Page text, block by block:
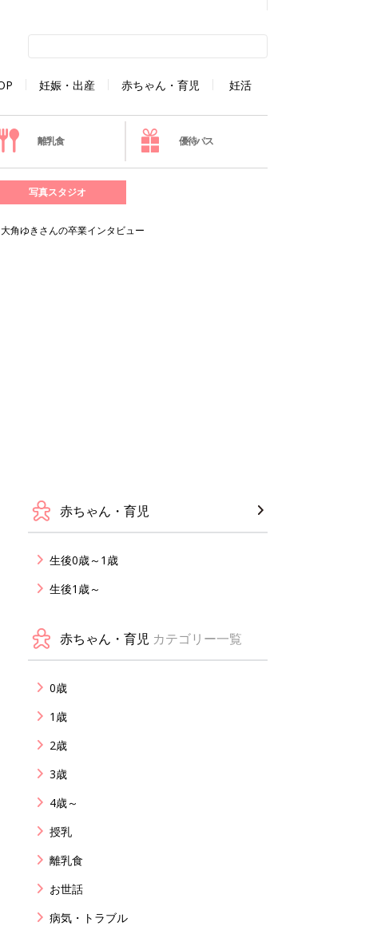
妊娠・出産 赤ちゃん・育児 妊活
離乳食 優待パス
写真スタジオ
角ゆきさんの卒業インタビュー
赤ちゃん・育児
生後0歳～1歳
生後1歳～
赤ちゃん・育児 カテゴリー一覧
0歳
1歳
2歳
3歳
4歳～
授乳
離乳食
お世話
病気・トラブル